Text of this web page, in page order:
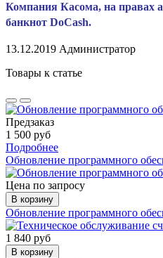
Компания Касома, на правах
банкнот DoCash.
13.12.2019 Администратор
Товары к статье
Предзаказ
1 500 руб
Подробнее
Обновление программного
Цена по запросу
В корзину
Обновление программного
1 840 руб
В корзину